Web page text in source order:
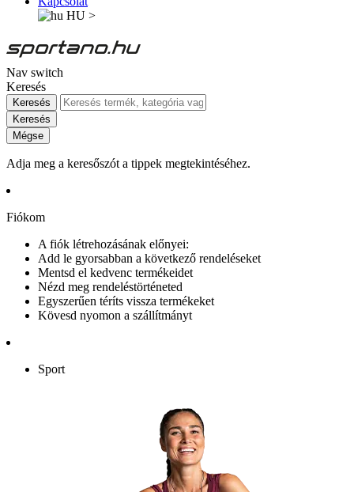
HU >
Nav switch
Keresés
Keresés
Keresés
Mégse
Adja meg a keresőszót a tippek megtekintéséhez.
Fiókom
A fiók létrehozásának előnyei:
Add le gyorsabban a következő rendeléseket
Mentsd el kedvenc termékeidet
Nézd meg rendeléstörténeted
Egyszerűen téríts vissza termékeket
Kövesd nyomon a szállítmányt
Sport